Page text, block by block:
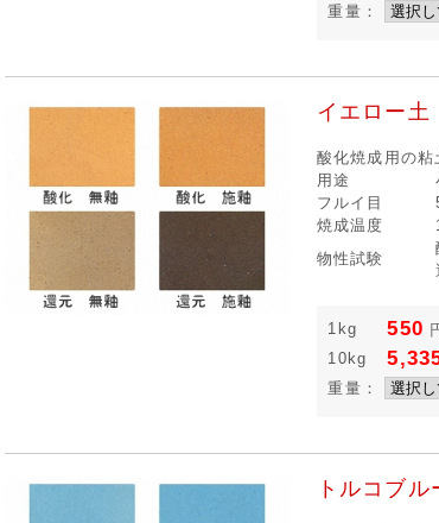
重量：
イエロー土
酸化焼成用の粘
用途
フルイ目
焼成温度
物性試験
1kg 550
10kg
重量：
トルコブル